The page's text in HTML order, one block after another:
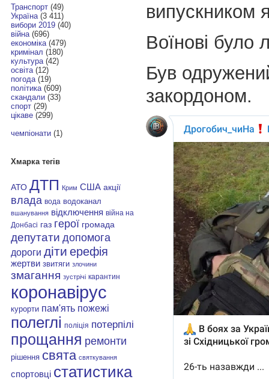
Транспорт(49)
Україна(3 411)
вибори 2019(40)
війна(696)
економіка(479)
кримінал (180)
культура(42)
освіта(12)
погода(19)
політика(609)
скандали(33)
спорт(29)
цікаве(299)
чемпіонати(1)
Хмарка тегів
АТО ДТП Крим США акції
влада вода водоканал
вшанування відключення війна на
Донбасі газ герої громада
депутати допомога
дороги діти ерефія
жертви звитяги злочини
змагання зустрічі карантин
коронавірус
курорти пам'ять пожежі
полеглі поліція потерпілі
прощання ремонти
рішення свята святкування
спортовці статистика
випускником
Воїнові було
Був
закордоном.